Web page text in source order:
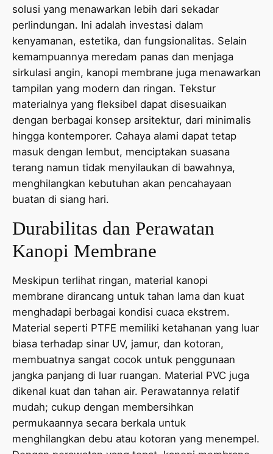
solusi yang menawarkan lebih dari sekadar
perlindungan. Ini adalah investasi dalam
kenyamanan, estetika, dan fungsionalitas. Selain
kemampuannya meredam panas dan menjaga
sirkulasi angin, kanopi membrane juga menawarkan
tampilan yang modern dan ringan. Tekstur
materialnya yang fleksibel dapat disesuaikan
dengan berbagai konsep arsitektur, dari minimalis
hingga kontemporer. Cahaya alami dapat tetap
masuk dengan lembut, menciptakan suasana
terang namun tidak menyilaukan di bawahnya,
menghilangkan kebutuhan akan pencahayaan
buatan di siang hari.
Durabilitas dan Perawatan
Kanopi Membrane
Meskipun terlihat ringan, material kanopi
membrane dirancang untuk tahan lama dan kuat
menghadapi berbagai kondisi cuaca ekstrem.
Material seperti PTFE memiliki ketahanan yang luar
biasa terhadap sinar UV, jamur, dan kotoran,
membuatnya sangat cocok untuk penggunaan
jangka panjang di luar ruangan. Material PVC juga
dikenal kuat dan tahan air. Perawatannya relatif
mudah; cukup dengan membersihkan
permukaannya secara berkala untuk
menghilangkan debu atau kotoran yang menempel.